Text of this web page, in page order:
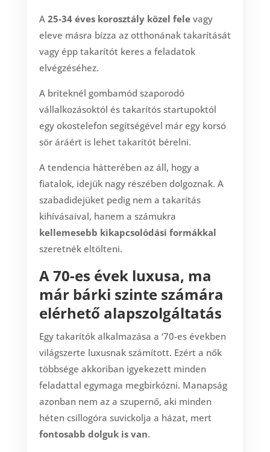
A 25-34 éves korosztály közel felevagy
eleve másra bízza az otthonának takarítását
vagy épp takarítót keres a feladatok
elvégzéséhez.
A briteknél gombamód szaporodó
vállalkozásoktól és takarítós startupoktól
egy okostelefon segítségével már egy korsó
sör áráért is lehet takarítót bérelni.
A tendencia hátterében az áll, hogy a
fiatalok, idejük nagy részében dolgoznak. A
szabadidejüket pedig nem a takarítás
kihívásaival, hanem a számukra
kellemesebb kikapcsolódási formákkal
szeretnék eltölteni.
A 70-es évek luxusa, ma
már bárki szinte számára
elérhető alapszolgáltatás
Egy takarítók alkalmazása a ‘70-es években
világszerte luxusnak számított. Ezért a nők
többsége akkoriban igyekezett minden
feladattal egymaga megbirkózni. Manapság
azonban nem az a szupernő, aki minden
héten csillogóra suvickolja a házat, mert
fontosabb dolguk is van.